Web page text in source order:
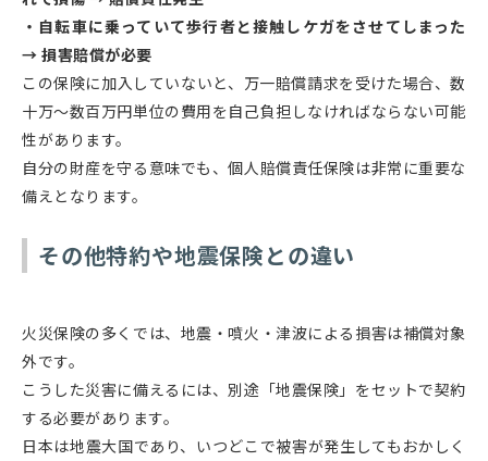
・自転車に乗っていて歩行者と接触しケガをさせてしまった
→ 損害賠償が必要
この保険に加入していないと、万一賠償請求を受けた場合、数
十万～数百万円単位の費用を自己負担しなければならない可能
性があります。
自分の財産を守る意味でも、個人賠償責任保険は非常に重要な
備えとなります。
その他特約や地震保険との違い
火災保険の多くでは、地震・噴火・津波による損害は補償対象
外です。
こうした災害に備えるには、別途「地震保険」をセットで契約
する必要があります。
日本は地震大国であり、いつどこで被害が発生してもおかしく